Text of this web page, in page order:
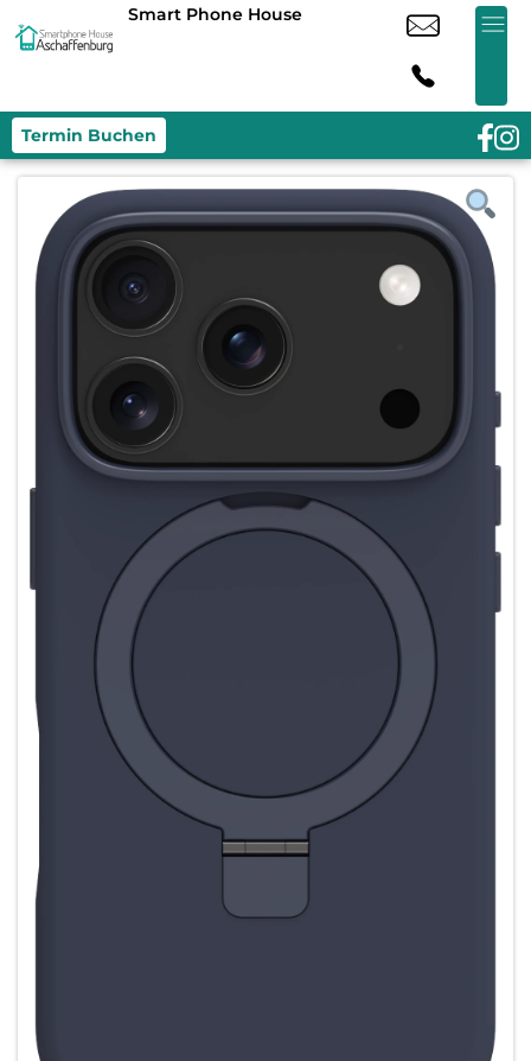
Smart Phone House
Termin Buchen